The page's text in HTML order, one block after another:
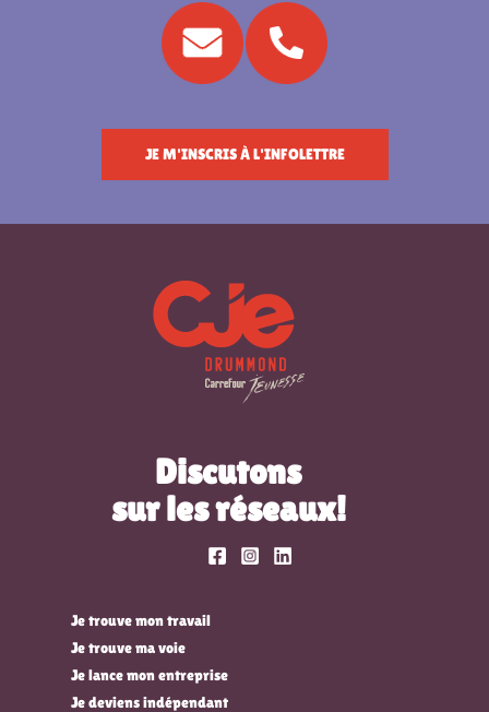
JE M'INSCRIS À L'INFOLETTRE
Discutons
sur les réseaux!
Je trouve mon travail
Je trouve ma voie
Je lance mon entreprise
Je deviens indépendant